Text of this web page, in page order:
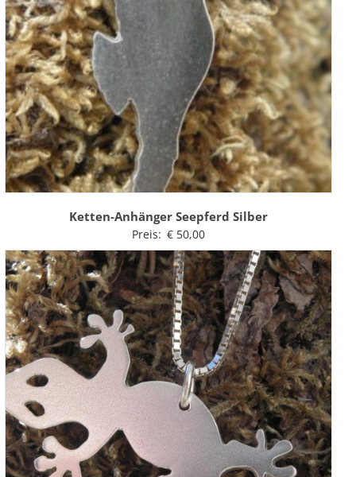
Ketten-Anhänger Seepferd Silber
Preis: €50,00